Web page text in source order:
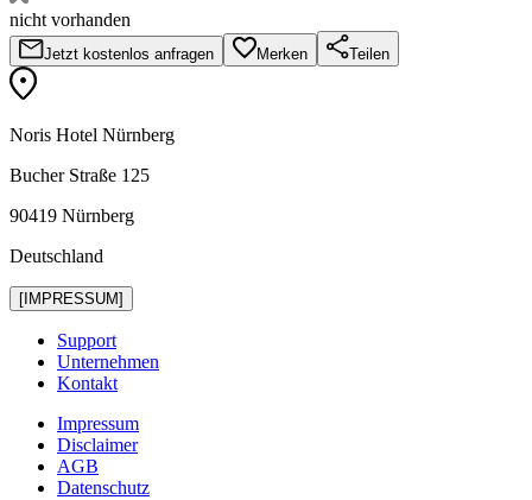
nicht vorhanden
Jetzt kostenlos anfragen Merken Teilen
Noris Hotel Nürnberg
Bucher Straße 125
90419 Nürnberg
Deutschland
[IMPRESSUM]
Support
Unternehmen
Kontakt
Impressum
Disclaimer
AGB
Datenschutz